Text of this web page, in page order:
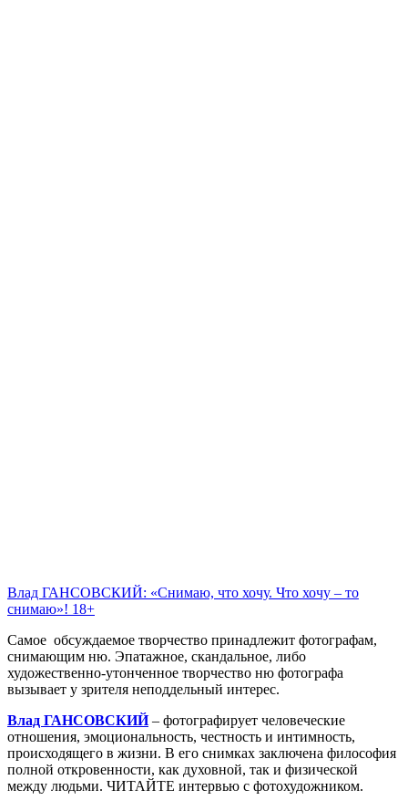
Влад ГАНСОВСКИЙ: «Снимаю, что хочу. Что хочу – то
снимаю»! 18+
Самое обсуждаемое творчество принадлежит фотографам,
снимающим ню. Эпатажное, скандальное, либо
художественно-утонченное творчество ню фотографа
вызывает у зрителя неподдельный интерес.
Влад ГАНСОВСКИЙ– фотографирует человеческие
отношения, эмоциональность, честность и интимность,
происходящего в жизни. В его снимках заключена философия
полной откровенности, как духовной, так и физической
между людьми. ЧИТАЙТЕ интервью с фотохудожником.